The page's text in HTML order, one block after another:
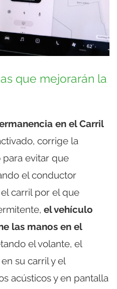
que mejorarán la
en el Carril
corrige la
evitar que
el conductor
carril por el que
el vehículo
las manos en el
el volante, el
su carril y el
acústicos y en pantalla